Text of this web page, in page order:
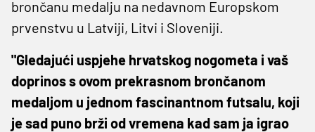
brončanu medalju na nedavnom Europskom
prvenstvu u Latviji, Litvi i Sloveniji.
"Gledajući uspjehe hrvatskog nogometa i vaš
doprinos s ovom prekrasnom brončanom
medaljom u jednom fascinantnom futsalu, koji
je sad puno brži od vremena kad sam ja igrao